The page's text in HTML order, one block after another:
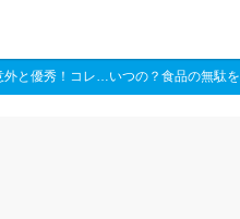
と優秀！コレ…いつの？食品の無駄